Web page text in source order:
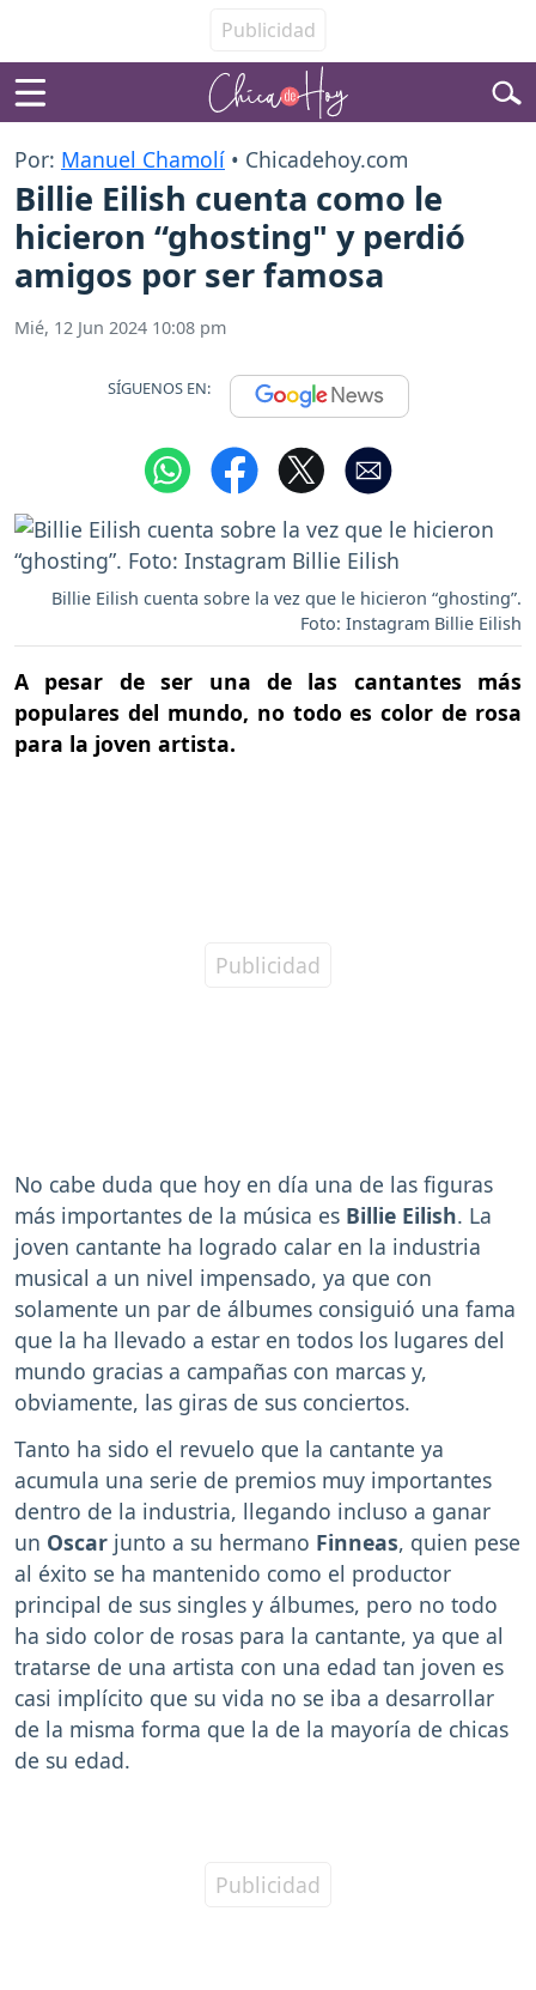
Por: Manuel Chamolí • Chicadehoy.com
Billie Eilish cuenta como le
hicieron “ghosting" y perdió
amigos por ser famosa
Mié, 12 Jun 2024 10:08 pm
SÍGUENOS EN:
Billie Eilish cuenta sobre la vez que le hicieron “ghosting”.
Foto: Instagram Billie Eilish
A pesar de ser una de las cantantes más
populares del mundo, no todo es color de rosa
para la joven artista.
No cabe duda que hoy en día una de las figuras
más importantes de la música es Billie Eilish. La
joven cantante ha logrado calar en la industria
musical a un nivel impensado, ya que con
solamente un par de álbumes consiguió una fama
que la ha llevado a estar en todos los lugares del
mundo gracias a campañas con marcas y,
obviamente, las giras de sus conciertos.
Tanto ha sido el revuelo que la cantante ya
acumula una serie de premios muy importantes
dentro de la industria, llegando incluso a ganar
un Oscar junto a su hermano Finneas, quien pese
al éxito se ha mantenido como el productor
principal de sus singles y álbumes, pero no todo
ha sido color de rosas para la cantante, ya que al
tratarse de una artista con una edad tan joven es
casi implícito que su vida no se iba a desarrollar
de la misma forma que la de la mayoría de chicas
de su edad.